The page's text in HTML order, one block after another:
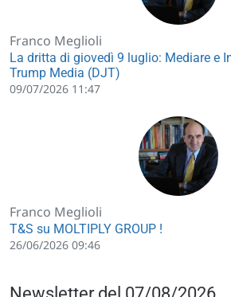
Franco Meglioli
La dritta di giovedì 9 luglio: Mediare e
Trump Media (DJT)
09/07/2026 11:47
Franco Meglioli
T&S su MOLTIPLY GROUP !
26/06/2026 09:46